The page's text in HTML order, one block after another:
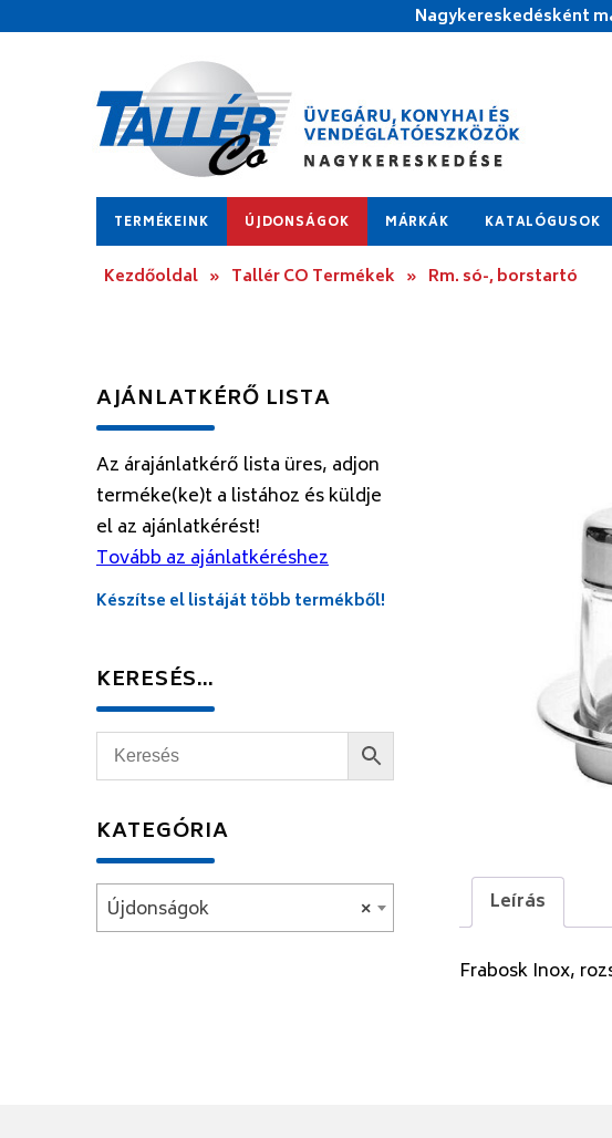
Nagykereskedésként
TERMÉKEINK ÚJDONSÁGOK MÁRKÁK KATALÓGUSOK
Kezdőoldal » Tallér CO Termékek » Rm. só-, borstartó
Leírás
Frabosk Inox,
AJÁNLATKÉRŐ LISTA
Az árajánlatkérő lista üres, adjon
terméke(ke)t a listához és küldje
el az ajánlatkérést!
Tovább az ajánlatkéréshez
Készítse el listáját több termékből!
KERESÉS…
KATEGÓRIA
×
Újdonságok